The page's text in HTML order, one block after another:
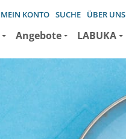
MEIN KONTO SUCHE ÜBER UNS
Angebote LABUKA